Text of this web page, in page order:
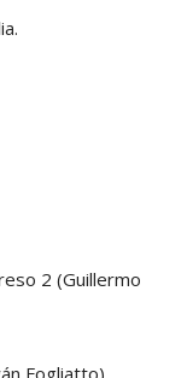
2 (Guillermo
Fogliatto).